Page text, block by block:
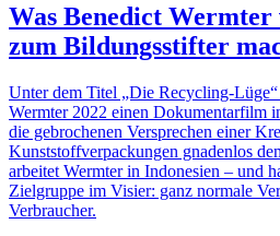
Was Benedict
zum Bildungsstifter
Unter dem Titel „Die Recycling-
Wermter 2022 einen Dokumentarfilm
die gebrochenen Versprechen einer
Kunststoffverpackungen gnadenlos
arbeitet Wermter in Indonesien – und
Zielgruppe im Visier: ganz normale
Verbraucher.